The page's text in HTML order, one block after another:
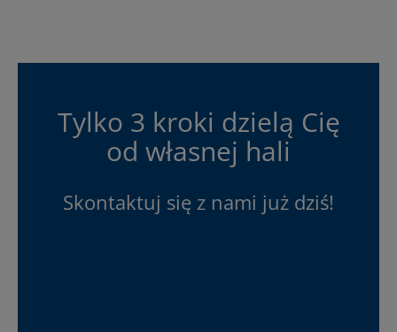
Tylko 3 kroki dzielą Cię
od własnej hali
Skontaktuj się z nami już dziś!